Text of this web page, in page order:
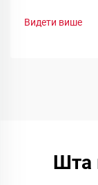
Видети више
Шта